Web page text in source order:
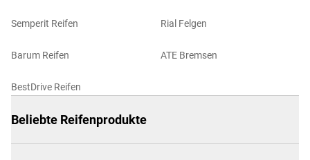
Semperit Reifen
Barum Reifen
BestDrive Reifen
Rial Felgen
ATE Bremsen
Beliebte Reifenprodukte